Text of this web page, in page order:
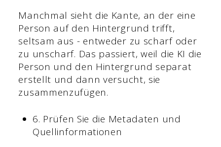
Manchmal sieht die Kante, an der eine
Person auf den Hintergrund trifft,
seltsam aus - entweder zu scharf oder
zu unscharf. Das passiert, weil die KI die
Person und den Hintergrund separat
erstellt und dann versucht, sie
zusammenzufügen.
6. Prüfen Sie die Metadaten und
Quellinformationen